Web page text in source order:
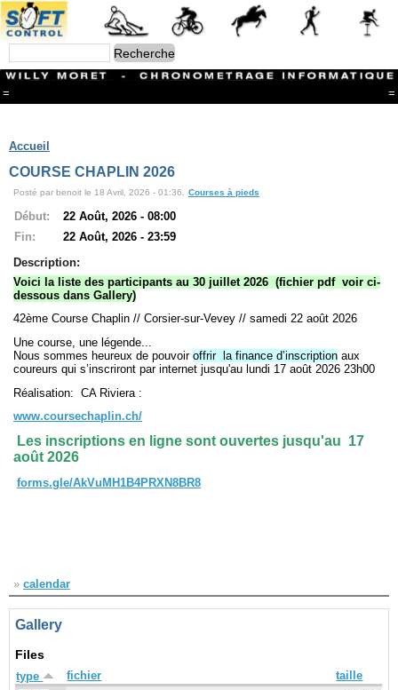
= =
Branches
CONTACT
Ski ALPIN
Triathlon
Ski Nordique
Courses à pieds
VTT
Athlétisme
Slalom In-Line
Coupe "Journal La Gruyère"
Hippisme
Marche
Archives
Navigation
recherche
messages récents
Créer un nouveau compte
Accueil
COURSE CHAPLIN 2026
Posté par benoit le 18 Avril, 2026 - 01:36. Courses à pieds
Début:
22 Août, 2026 - 08:00
Fin:
22 Août, 2026 - 23:59
Description:
Voici la liste des participants au 30 juillet 2026 (fichier pdf voir ci-
dessous dans Gallery)
42ème Course Chaplin // Corsier-sur-Vevey // samedi 22 août 2026
Une course, une légende...
Nous sommes heureux de pouvoir offrir la finance d’inscription aux
coureurs qui s’inscriront par internet jusqu'au lundi 17 août 2026 23h00
Réalisation: CA Riviera :
www.coursechaplin.ch/
Les inscriptions en ligne sont ouvertes jusqu'au 17
août 2026
forms.gle/AkVuMH1B4PRXN8BR8
» calendar
Gallery
Files
type fichier taille